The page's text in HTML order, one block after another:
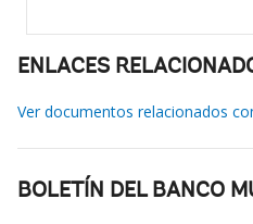
ENLACES
Ver documentos relacionados
BOLETÍN DEL BANCO